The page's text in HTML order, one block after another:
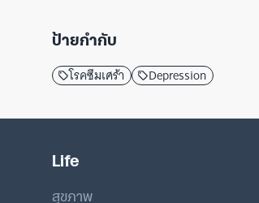
ป้ายกำกับ
โรคซึมเศร้า Depression
Life
สุขภาพ